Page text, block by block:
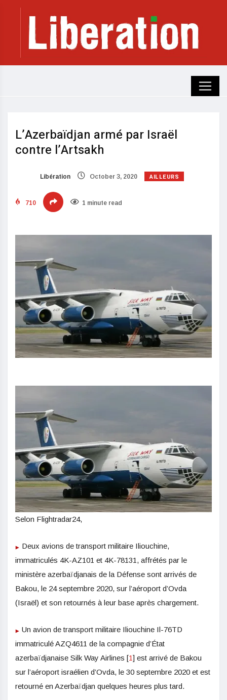
L’Azerbaïdjan armé par Israël
contre l’Artsakh
Libération October 3, 2020 AILLEURS
710 1 minute read
Selon Flightradar24,
Deux avions de transport militaire Iliouchine,
immatriculés 4K-AZ101 et 4K-78131, affrétés par le
ministère azerbaïdjanais de la Défense sont arrivés de
Bakou, le 24 septembre 2020, sur l’aéroport d’Ovda
(Israël) et son retournés à leur base après chargement.
Un avion de transport militaire Iliouchine Il-76TD
immatriculé AZQ4611 de la compagnie d’État
azerbaïdjanaise Silk Way Airlines [1] est arrivé de Bakou
sur l’aéroport israélien d’Ovda, le 30 septembre 2020 et est
retourné en Azerbaïdjan quelques heures plus tard.